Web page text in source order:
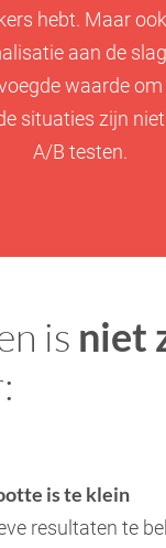
hebt. Maar
aan de
waarde
situaties zijn
A/B testen.
is niet
is te klein
resultaten te